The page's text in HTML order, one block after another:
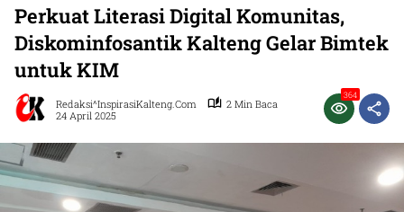
Perkuat Literasi Digital Komunitas,
Diskominfosantik Kalteng Gelar Bimtek
untuk KIM
Redaksi^InspirasiKalteng.com
2 Min Baca
24 April 2025
364